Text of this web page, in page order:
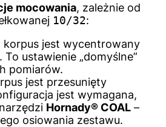
mocowania, zależnie od
10/32:
korpus jest wycentrowany
To ustawienie „domyślne”
pomiarów.
jest przesunięty
jest wymagana,
Hornady® COAL –
osiowania zestawu.